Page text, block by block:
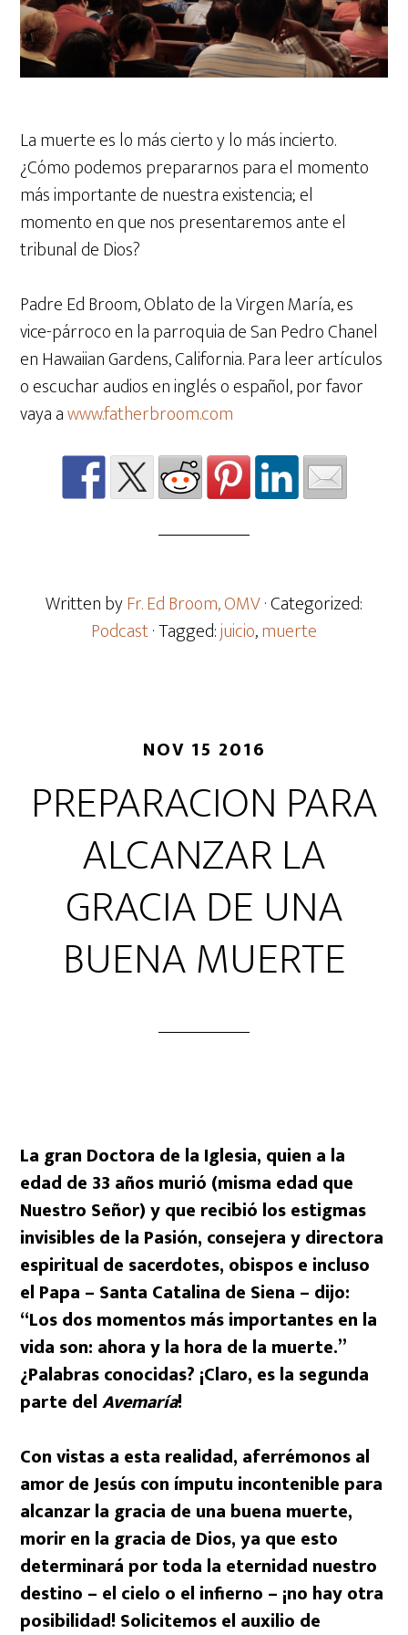
La muerte es lo más cierto y lo más incierto.
¿Cómo podemos prepararnos para el momento
más importante de nuestra existencia; el
momento en que nos presentaremos ante el
tribunal de Dios?
Padre Ed Broom, Oblato de la Virgen María, es
vice-párroco en la parroquia de San Pedro Chanel
en Hawaiian Gardens, California. Para leer artículos
o escuchar audios en inglés o español, por favor
vaya awww.fatherbroom.com
Written byFr. Ed Broom, OMV· Categorized:
Podcast· Tagged:juicio,muerte
NOV 15 2016
PREPARACION PARA
ALCANZAR LA
GRACIA DE UNA
BUENA MUERTE
La gran Doctora de la Iglesia, quien a la
edad de 33 años murió (misma edad que
Nuestro Señor) y que recibió los estigmas
invisibles de la Pasión, consejera y directora
espiritual de sacerdotes, obispos e incluso
el Papa – Santa Catalina de Siena – dijo:
“Los dos momentos más importantes en la
vida son: ahora y la hora de la muerte.”
¿Palabras conocidas? ¡Claro, es la segunda
parte delAvemaría!
Con vistas a esta realidad, aferrémonos al
amor de Jesús con ímputu incontenible para
alcanzar la gracia de una buena muerte,
morir en la gracia de Dios, ya que esto
determinará por toda la eternidad nuestro
destino – el cielo o el infierno – ¡no hay otra
posibilidad! Solicitemos el auxilio de